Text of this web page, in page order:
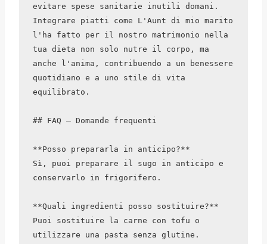
evitare spese sanitarie inutili domani.
Integrare piatti come L'Aunt di mio marito
l'ha fatto per il nostro matrimonio nella
tua dieta non solo nutre il corpo, ma
anche l'anima, contribuendo a un benessere
quotidiano e a uno stile di vita
equilibrato.
## FAQ – Domande frequenti
**Posso prepararla in anticipo?**
Sì, puoi preparare il sugo in anticipo e
conservarlo in frigorifero.
**Quali ingredienti posso sostituire?**
Puoi sostituire la carne con tofu o
utilizzare una pasta senza glutine.